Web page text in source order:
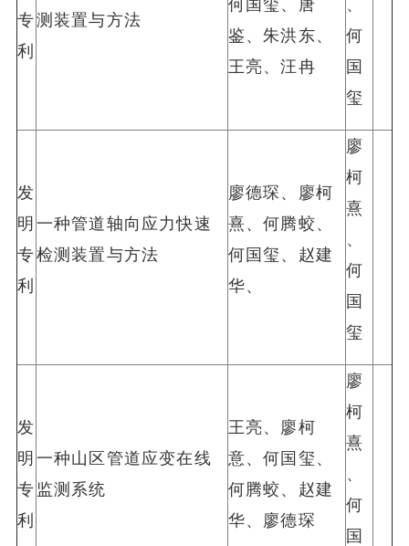
专
利
测装置与方法
何国玺、唐
鉴、朱洪东、
王亮、汪冉
、
何
国
玺
发
明
专
利
一种管道轴向应力快速
检测装置与方法
廖德琛、廖柯
熹、何腾蛟、
何国玺、赵建
华、
廖
柯
熹
、
何
国
玺
发
明
专
利
一种山区管道应变在线
监测系统
王亮、廖柯
意、何国玺、
何腾蛟、赵建
华、廖德琛
廖
柯
熹
、
何
国